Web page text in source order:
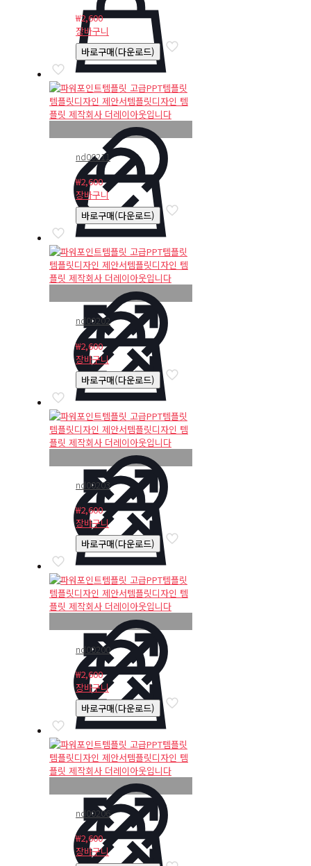
₩2,600
장바구니
바로구매(다운로드)
nd00211
₩2,600
장바구니
바로구매(다운로드)
nd00202
₩2,600
장바구니
바로구매(다운로드)
nd00203
₩2,600
장바구니
바로구매(다운로드)
nd00200
₩2,600
장바구니
바로구매(다운로드)
nd00206
₩2,600
장바구니